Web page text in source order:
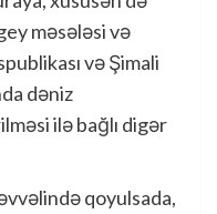
məsələsi və
və Şimali
dəniz
ilə bağlı digər
qoyulsada,